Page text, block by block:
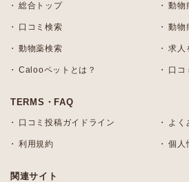
総合トップ 動物
口コミ検索 動物
動物薬検索 求人
Calooペットとは？ 口コ
TERMS・FAQ
口コミ投稿ガイドライン よく
利用規約 個人
関連サイト